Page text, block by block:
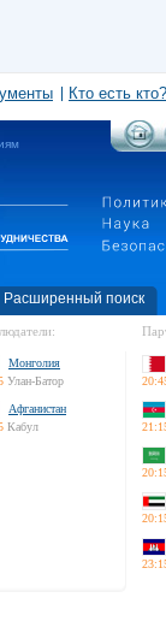
Кто есть кто?
Расширенный поиск
Монголия
Улан-Батор
Афганистан
Кабул